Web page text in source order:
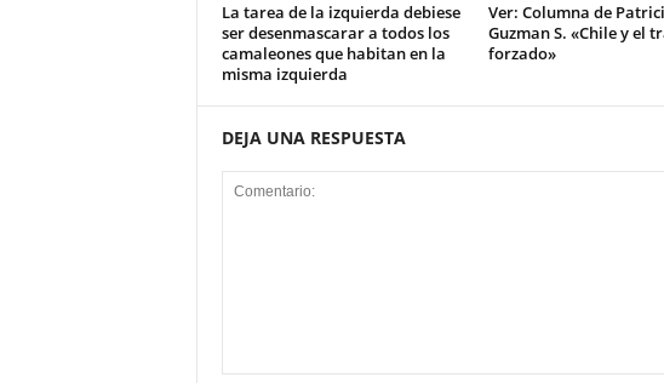
La tarea de la izquierda debiese
ser desenmascarar a todos los
camaleones que habitan en la
misma izquierda
Ver: Columna de
Guzman S. «Chile y el
forzado»
DEJA UNA RESPUESTA